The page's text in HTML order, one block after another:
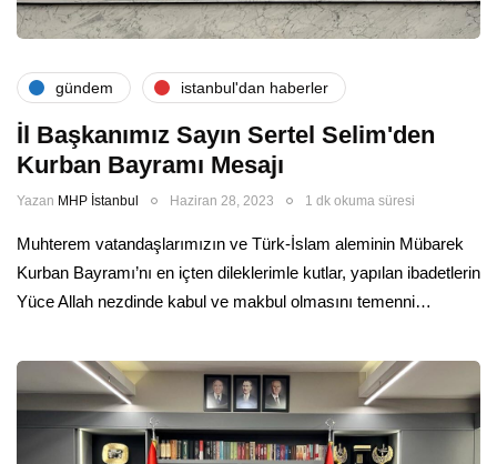
gündem i̇stanbul'dan haberler
İl Başkanımız Sayın Sertel Selim'den
Kurban Bayramı Mesajı
Yazan MHP İstanbul Haziran 28, 2023 1 dk okuma süresi
Muhterem vatandaşlarımızın ve Türk-İslam aleminin Mübarek
Kurban Bayramı’nı en içten dileklerimle kutlar, yapılan ibadetlerin
Yüce Allah nezdinde kabul ve makbul olmasını temenni…